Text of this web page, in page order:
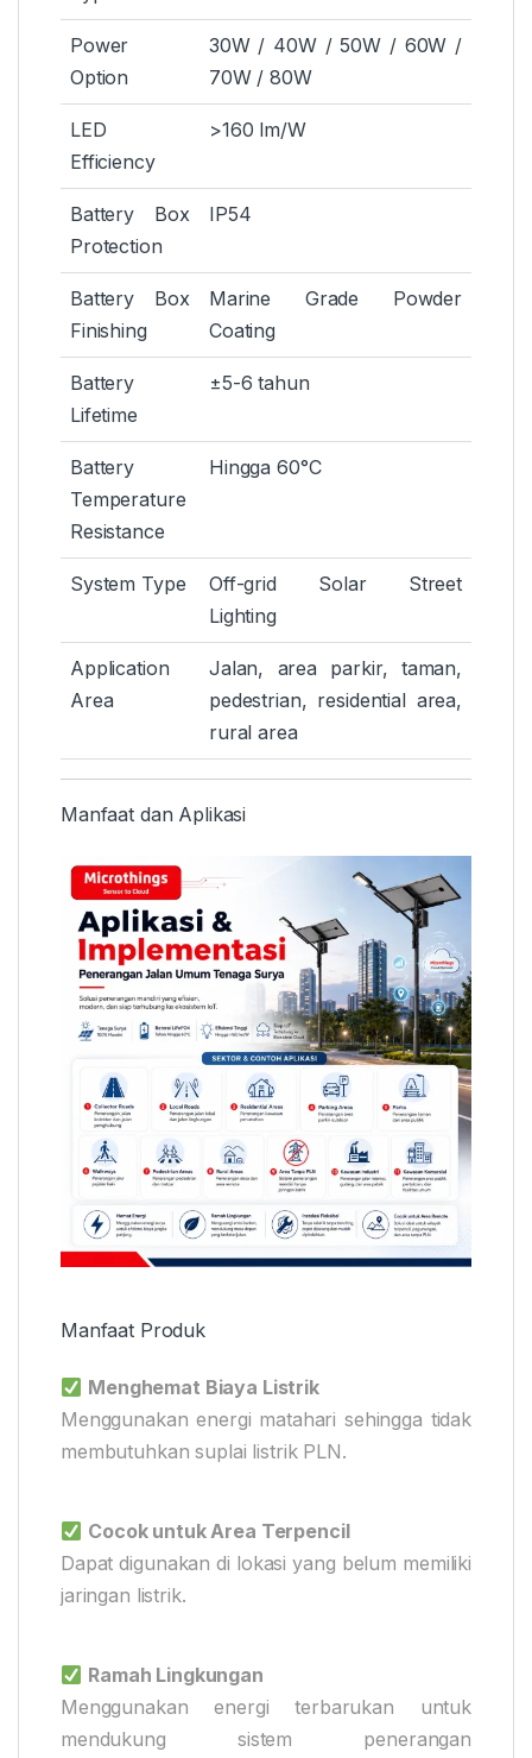
Power
Option
30W / 40W / 50W / 60W /
70W / 80W
LED
Efficiency
>160 lm/W
Battery Box
Protection
IP54
Battery Box
Finishing
Marine Grade Powder
Coating
Battery
Lifetime
±5-6 tahun
Battery
Temperature
Resistance
Hingga 60°C
System Type
Off-grid Solar Street
Lighting
Application
Area
Jalan, area parkir, taman,
pedestrian, residential area,
rural area
Manfaat dan Aplikasi
Manfaat Produk
Menghemat Biaya Listrik
Menggunakan energi matahari sehingga tidak
membutuhkan suplai listrik PLN.
Cocok untuk Area Terpencil
Dapat digunakan di lokasi yang belum memiliki
jaringan listrik.
Ramah Lingkungan
Menggunakan energi terbarukan untuk
mendukung sistem penerangan